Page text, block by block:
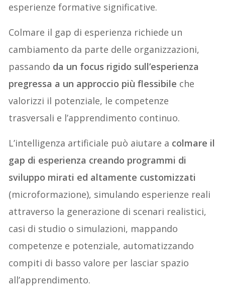
esperienze formative significative.
Colmare il gap di esperienza richiede un
cambiamento da parte delle organizzazioni,
passando da un focus rigido sull’esperienza
pregressa a un approccio più flessibile che
valorizzi il potenziale, le competenze
trasversali e l’apprendimento continuo.
L’intelligenza artificiale può aiutare a colmare il
gap di esperienza creando programmi di
sviluppo mirati ed altamente customizzati
(microformazione), simulando esperienze reali
attraverso la generazione di scenari realistici,
casi di studio o simulazioni, mappando
competenze e potenziale, automatizzando
compiti di basso valore per lasciar spazio
all’apprendimento.